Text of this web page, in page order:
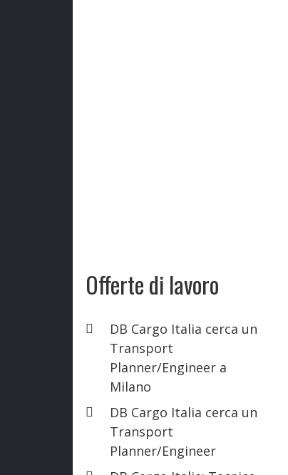
Offerte di lavoro
DB Cargo Italia cerca un
Transport
Planner/Engineer a
Milano
DB Cargo Italia cerca un
Transport
Planner/Engineer